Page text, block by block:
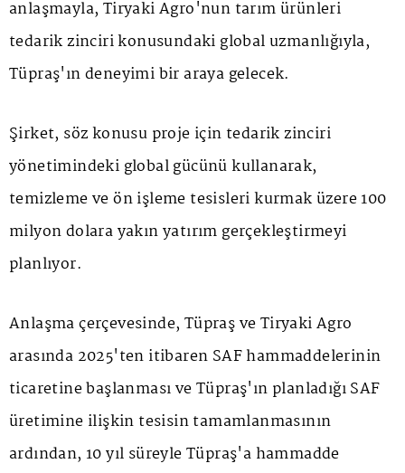
anlaşmayla, Tiryaki Agro'nun tarım ürünleri
tedarik zinciri konusundaki global uzmanlığıyla,
Tüpraş'ın deneyimi bir araya gelecek.
Şirket, söz konusu proje için tedarik zinciri
yönetimindeki global gücünü kullanarak,
temizleme ve ön işleme tesisleri kurmak üzere 100
milyon dolara yakın yatırım gerçekleştirmeyi
planlıyor.
Anlaşma çerçevesinde, Tüpraş ve Tiryaki Agro
arasında 2025'ten itibaren SAF hammaddelerinin
ticaretine başlanması ve Tüpraş'ın planladığı SAF
üretimine ilişkin tesisin tamamlanmasının
ardından, 10 yıl süreyle Tüpraş'a hammadde